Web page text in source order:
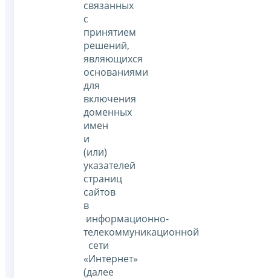
связанных
с
принятием
решений,
являющихся
основаниями
для
включения
доменных
имен
и
(или)
указателей
страниц
сайтов
в
информационно-
телекоммуникационной
сети
«Интернет»
(далее